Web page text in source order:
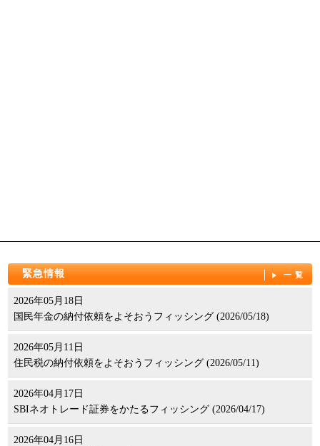
緊急情報 一覧
2026年05月18日
国民年金の納付依頼をよそおうフィッシング (2026/05/18)
2026年05月11日
住民税の納付依頼をよそおうフィッシング (2026/05/11)
2026年04月17日
SBIネオトレード証券をかたるフィッシング (2026/04/17)
2026年04月16日